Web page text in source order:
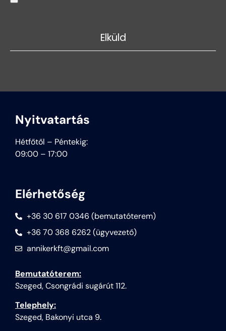
Elküld
Nyitvatartás
Hétfőtől – Péntekig:
09:00 – 17:00
Elérhetőség
+36 30 617 0346 (bemutatóterem)
+36 70 368 6262 (ügyvezető)
annikerkft@gmail.com
Bemutatóterem:
Szeged, Csongrádi sugárút 112.
Telephely:
Szeged, Bakonyi utca 9.